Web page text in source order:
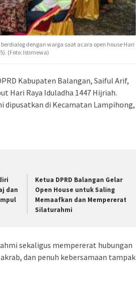
dengan warga saat acara open house Hari
(Foto: Istimewa)
Kabupaten Balangan, Saiful Arif,
Hari Raya Iduladha 1447 Hijriah.
dipusatkan di Kecamatan Lampihong,
dan
Ketua DPRD Balangan Gelar
Open House untuk Saling
Memaafkan dan Mempererat
Silaturahmi
sekaligus mempererat hubungan
dan penuh kebersamaan tampak